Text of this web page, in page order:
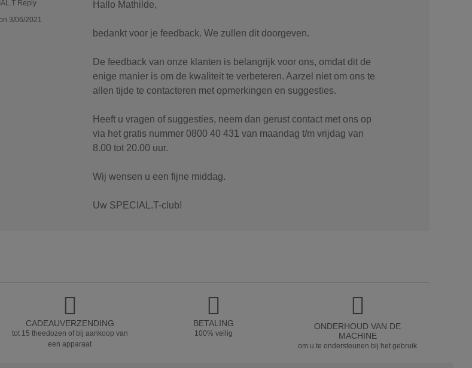
Reply
3/06/2021
Hallo Mathilde,
bedankt voor je feedback. We zullen dit doorgeven.
De feedback van onze klanten is belangrijk voor ons, omdat dit de
enige manier is om de kwaliteit te verbeteren. Aarzel niet om ons te
allen tijde te contacteren met opmerkingen en suggesties.
Heeft u vragen of suggesties, neem dan gerust contact met ons op
via het gratis nummer 0800 40 431 van maandag t/m vrijdag van
8.00 tot 20.00 uur.
Wij wensen u een fijne middag.
Uw SPECIAL.T-club!
CADEAUVERZENDING
tot 15 theedozen of bij aankoop van
een apparaat
BETALING
100% veilig
ONDERHOUD VAN DE
MACHINE
om u te ondersteunen bij het gebruik